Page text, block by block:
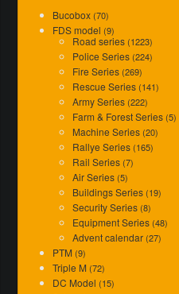
Bucobox (70)
FDS model (9)
Road series (1223)
Police Series (224)
Fire Series (269)
Rescue Series (141)
Army Series (222)
Farm & Forest Series (5)
Machine Series (20)
Rallye Series (165)
Rail Series (7)
Air Series (5)
Buildings Series (19)
Security Series (8)
Equipment Series (48)
Advent calendar (27)
PTM (9)
Triple M (72)
DC Model (15)